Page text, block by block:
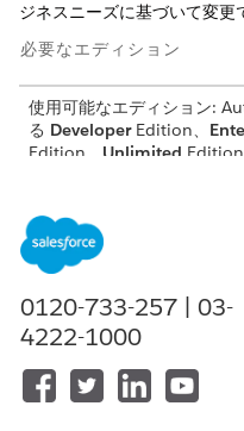
ジネスニーズに基づいて変更
必要なエディション
使用可能なエディション:
る DeveloperEdition、
Edition、 Unlimited Edition
Analytics for Automotive ア
プリケーションのデフォルト
値を編集する
デフォルト値を変更する手順
Leads Intelligenceまたは
ダッシュボードを開きます
0120-733-257 | 03-
4222-1000